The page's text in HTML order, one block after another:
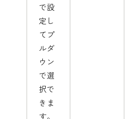
で設
定し
てプ
ルダ
ウン
で選
択で
きま
す。